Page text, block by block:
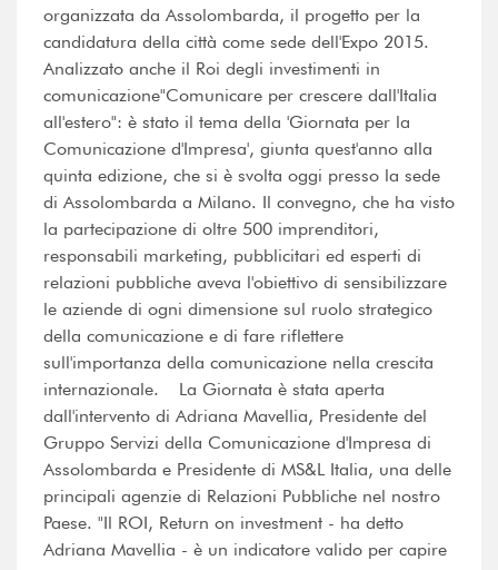
organizzata da Assolombarda, il progetto per la
candidatura della città come sede dell'Expo 2015.
Analizzato anche il Roi degli investimenti in
comunicazione"Comunicare per crescere dall'Italia
all'estero": è stato il tema della 'Giornata per la
Comunicazione d'Impresa', giunta quest'anno alla
quinta edizione, che si è svolta oggi presso la sede
di Assolombarda a Milano. Il convegno, che ha visto
la partecipazione di oltre 500 imprenditori,
responsabili marketing, pubblicitari ed esperti di
relazioni pubbliche aveva l'obiettivo di sensibilizzare
le aziende di ogni dimensione sul ruolo strategico
della comunicazione e di fare riflettere
sull'importanza della comunicazione nella crescita
internazionale. La Giornata è stata aperta
dall'intervento di Adriana Mavellia, Presidente del
Gruppo Servizi della Comunicazione d'Impresa di
Assolombarda e Presidente di MS&L Italia, una delle
principali agenzie di Relazioni Pubbliche nel nostro
Paese. "Il ROI, Return on investment - ha detto
Adriana Mavellia - è un indicatore valido per capire